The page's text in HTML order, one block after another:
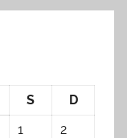
S
D
1
2